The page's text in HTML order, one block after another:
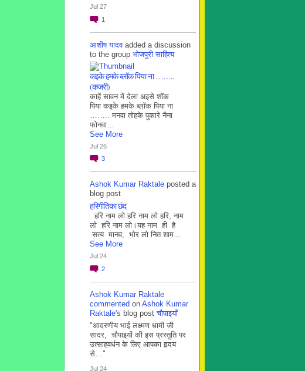
Jul 27
1
आशीष यादवadded a discussion
to the group भोजपुरी साहित्य
कइके हमके ब्लाॅक पिया ना ……..
(कजरी)
काहें सावन में देला अइसे शॉक
पिया कइके हमके ब्लाॅक पिया ना
…….. मनवा तोहके पुकारे नैना
फोनवा…
See More
Jul 26
3
Ashok Kumar Raktale posted a
blog post
हरिगीतिका छंद
हरि नाम लो हरि नाम लो हरि, नाम
लो हरि नाम लो।यह नाम ही है
सत्य मानव, भोर लो नित शाम…
See More
Jul 24
2
Ashok Kumar Raktale
commented on Ashok Kumar
Raktale's blog postचौपाइयाँ
"आदरणीय भाई लक्ष्मण धामी जी
सादर, चौपाइयों की इस प्रस्तुति पर
उत्साहवर्धन के लिए आपका हृदय
से…"
Jul 24